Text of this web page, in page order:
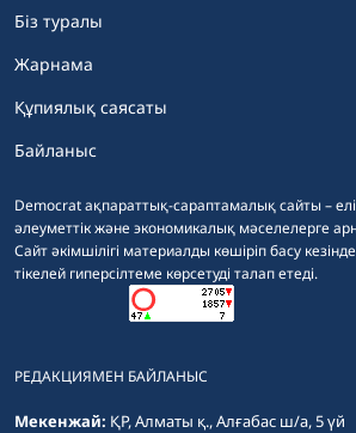
Democrat ақпараттық-сараптамалық сайты –
әлеуметтік және экономикалық мәселелерге
Сайт әкімшілігі материалды көшіріп басу
тікелей гиперсілтеме көрсетуді талап етеді.
Біз туралы
Жарнама
Құпиялық саясаты
Байланыс
РЕДАКЦИЯМЕН БАЙЛАНЫС
Мекенжай: ҚР, Алматы қ., Алғабас ш/а, 5 үй